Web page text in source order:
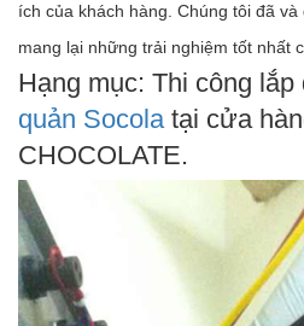
ích của khách hàng. Chúng tôi đã
mang lại những trải nghiệm tốt nhất
Hạng mục: Thi công lắp
quản Socolatại cửa
CHOCOLATE.